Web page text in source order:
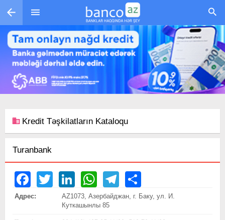
Перейти к основному содержанию
Kredit Təşkilatların Kataloqu
Turanbank
FacebookTwitter LinkedIn WhatsAppTelegram
Адрес:
AZ1073, Азербайджан, г. Баку, ул. И.
Куткашынлы 85